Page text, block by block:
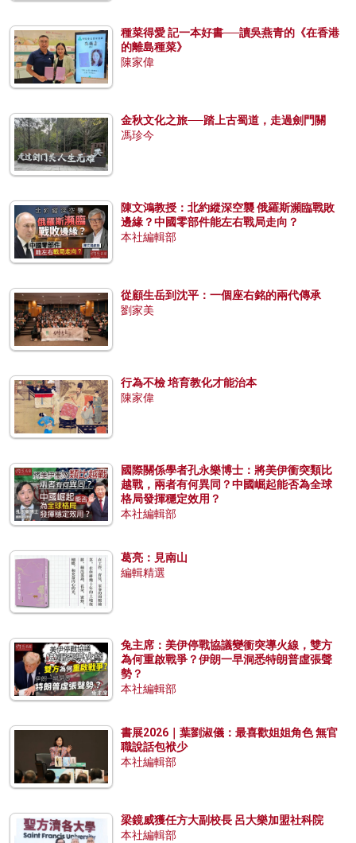
種菜得愛 記一本好書──讀吳燕青的《在香港
的離島種菜》
陳家偉
金秋文化之旅──踏上古蜀道，走過劍門關
馮珍今
陳文鴻教授：北約縱深空襲 俄羅斯瀕臨戰敗
邊緣？中國零部件能左右戰局走向？
本社編輯部
從顧生岳到沈平：一個座右銘的兩代傳承
劉家美
行為不檢 培育教化才能治本
陳家偉
國際關係學者孔永樂博士：將美伊衝突類比
越戰，兩者有何異同？中國崛起能否為全球
格局發揮穩定效用？
本社編輯部
葛亮：見南山
編輯精選
兔主席：美伊停戰協議變衝突導火線，雙方
為何重啟戰爭？伊朗一早洞悉特朗普虛張聲
勢？
本社編輯部
書展2026｜葉劉淑儀：最喜歡姐姐角色 無官
職說話包袱少
本社編輯部
梁鏡威獲任方大副校長 呂大樂加盟社科院
本社編輯部